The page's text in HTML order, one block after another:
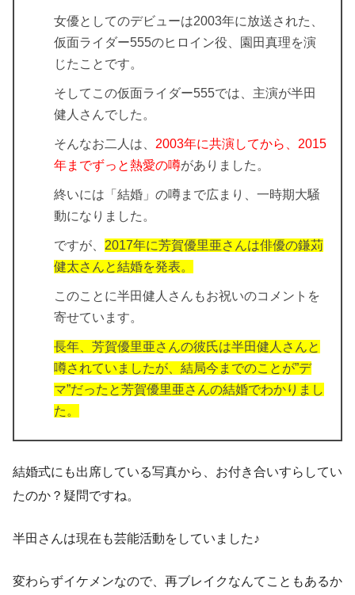
女優としてのデビューは2003年に放送された、
仮面ライダー555のヒロイン役、園田真理を演
じたことです。
そしてこの仮面ライダー555では、主演が半田
健人さんでした。
そんなお二人は、 2003年に共演してから、2015
年までずっと熱愛の噂がありました。
終いには「結婚」の噂まで広まり、一時期大騒
動になりました。
ですが、 2017年に芳賀優里亜さんは俳優の鎌苅
健太さんと結婚を発表。
このことに半田健人さんもお祝いのコメントを
寄せています。
長年、芳賀優里亜さんの彼氏は半田健人さんと
噂されていましたが、結局今までのことが”デ
マ”だったと芳賀優里亜さんの結婚でわかりまし
た。
結婚式にも出席している写真から、お付き合いすらしてい
たのか？疑問ですね。
半田さんは現在も芸能活動をしていました♪
変わらずイケメンなので、再ブレイクなんてこともあるか